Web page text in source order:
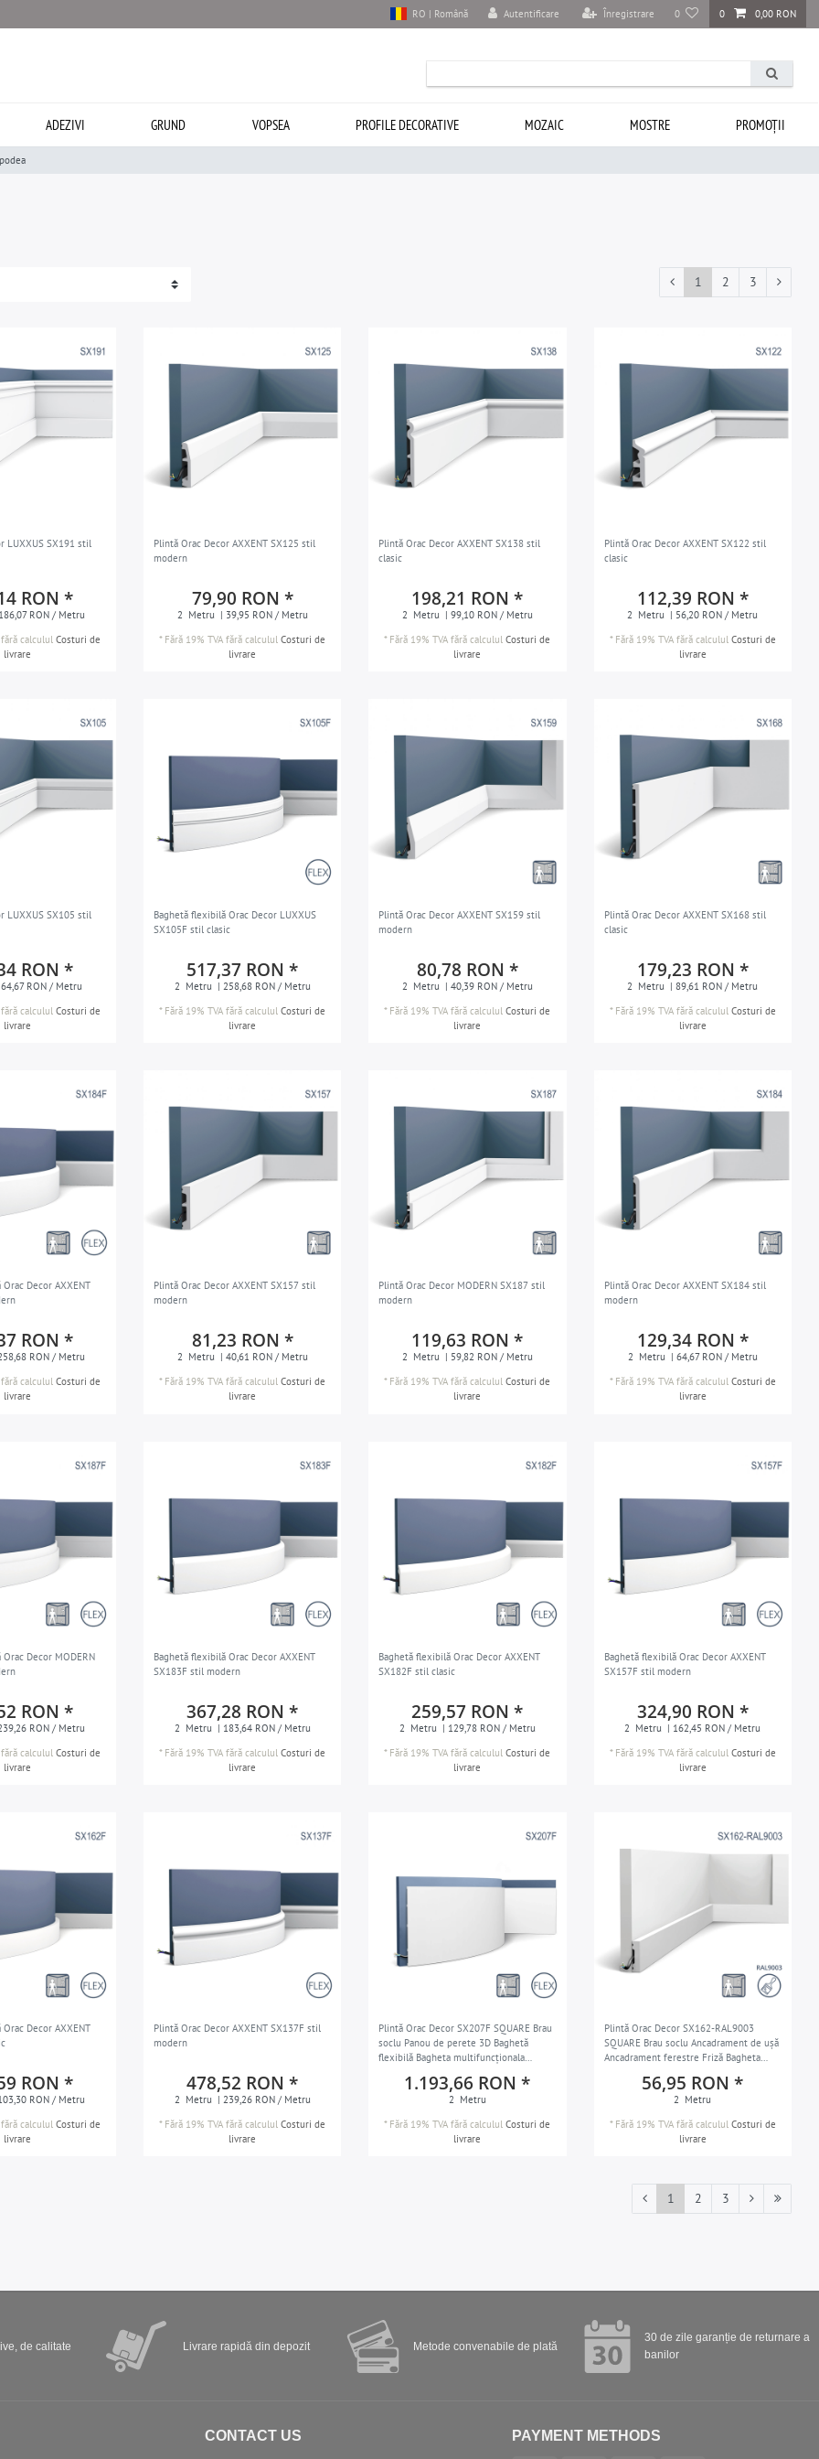
Autentificare Înregistrare 0 0 0,00 RON
RO | Română
ADEZIVI GRUND VOPSEA PROFILE DECORATIVE MOZAIC MOSTRE PROMOȚII
1 2 3
LUXXUS SX191 stil
RON *
RON / Metru
calculul Costuri de
livrare
Plintă Orac Decor AXXENT SX125 stil
modern
79,90 RON *
2 Metru | 39,95 RON / Metru
* Fără 19% TVA fără calcululCosturi de
livrare
Plintă Orac Decor AXXENT SX138 stil
clasic
198,21 RON *
2 Metru | 99,10 RON / Metru
* Fără 19% TVA fără calcululCosturi de
livrare
Plintă Orac Decor AXXENT SX122 stil
clasic
112,39 RON *
2 Metru | 56,20 RON / Metru
* Fără 19% TVAfără calculul Costuri de
livrare
LUXXUS SX105 stil
RON *
RON / Metru
calculul Costuri de
livrare
Baghetă flexibilă Orac Decor LUXXUS
SX105F stil clasic
517,37 RON *
2 Metru | 258,68 RON / Metru
* Fără 19% TVA fără calcululCosturi de
livrare
Plintă Orac Decor AXXENT SX159 stil
modern
80,78 RON *
2 Metru | 40,39 RON / Metru
* Fără 19% TVA fără calcululCosturi de
livrare
Plintă Orac Decor AXXENT SX168 stil
clasic
179,23 RON *
2 Metru | 89,61 RON / Metru
* Fără 19% TVAfără calculul Costuri de
livrare
Decor AXXENT
RON *
RON / Metru
calculul Costuri de
livrare
Plintă Orac Decor AXXENT SX157 stil
modern
81,23 RON *
2 Metru | 40,61 RON / Metru
* Fără 19% TVA fără calcululCosturi de
livrare
Plintă Orac Decor MODERN SX187 stil
modern
119,63 RON *
2 Metru | 59,82 RON / Metru
* Fără 19% TVA fără calcululCosturi de
livrare
Plintă Orac Decor AXXENT SX184 stil
modern
129,34 RON *
2 Metru | 64,67 RON / Metru
* Fără 19% TVAfără calculul Costuri de
livrare
Decor MODERN
RON *
RON / Metru
calculul Costuri de
livrare
Baghetă flexibilă Orac Decor AXXENT
SX183F stil modern
367,28 RON *
2 Metru | 183,64 RON / Metru
* Fără 19% TVA fără calcululCosturi de
livrare
Baghetă flexibilă Orac Decor AXXENT
SX182F stil clasic
259,57 RON *
2 Metru | 129,78 RON / Metru
* Fără 19% TVA fără calcululCosturi de
livrare
Baghetă flexibilă Orac Decor AXXENT
SX157F stil modern
324,90 RON *
2 Metru | 162,45 RON / Metru
* Fără 19% TVAfără calculul Costuri de
livrare
Decor AXXENT
RON *
RON / Metru
calculul Costuri de
livrare
Plintă Orac Decor AXXENT SX137F stil
modern
478,52 RON *
2 Metru | 239,26 RON / Metru
* Fără 19% TVA fără calcululCosturi de
livrare
Plintă Orac Decor SX207F SQUARE Brau
soclu Panou de perete 3D Baghetă
flexibilă Bagheta multifuncționala
Brau decorativ în stil modern alb 2 m
1.193,66 RON *
2 Metru
* Fără 19% TVA fără calcululCosturi de
livrare
Plintă Orac Decor SX162-RAL9003
SQUARE Brau soclu Ancadrament de ușă
Ancadrament ferestre Friză Bagheta
decorativ în stil modern alb 2 m
56,95 RON *
2 Metru
* Fără 19% TVAfără calculul Costuri de
livrare
1 2 3
de calitate Livrare rapidă din depozit Metode convenabile de plată
30 de zile garanție de returnare a
banilor
CONTACT US PAYMENT METHODS